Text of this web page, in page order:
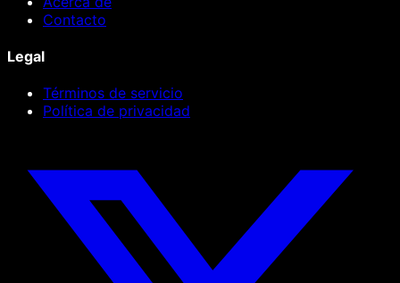
Contacto
Legal
Términos de servicio
Política de privacidad